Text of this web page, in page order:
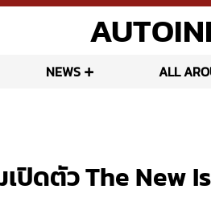
NEWS ALL
ปิดตัว The New